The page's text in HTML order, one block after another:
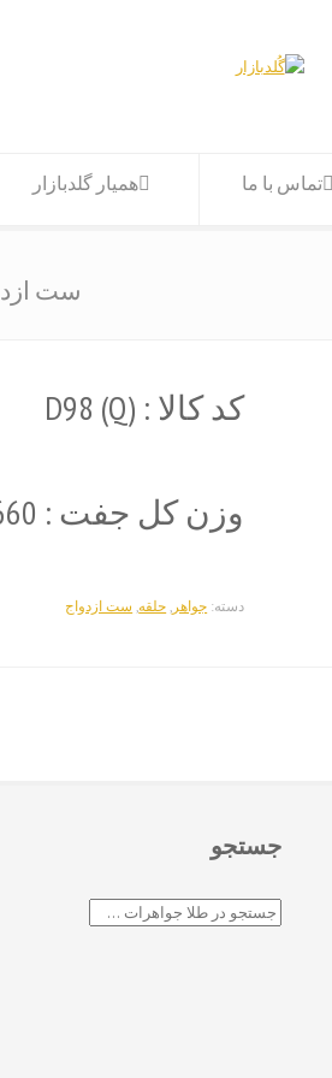
همیار گلدبازار تماس با ما
ست ازدواج ۴رج
کد کالا : (D98 (Q
وزن کل جفت : 10.660 گرم
دسته: جواهر , حلقه, ست ازدواج
جستجو
جستجو